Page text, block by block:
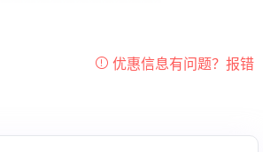
Tory Burch、拉夫劳伦等
iHerb ：88全球好物节！选购日常保健、